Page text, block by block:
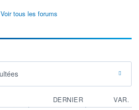
Voir tous les forums
DERNIER
VAR.